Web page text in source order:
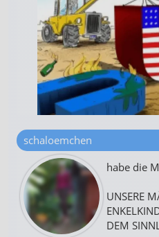
schaloemchen
habe die
UNSERE
DEM